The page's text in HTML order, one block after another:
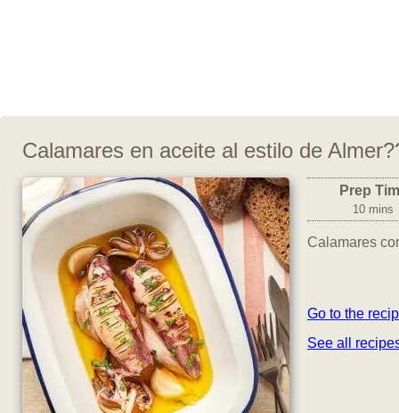
Calamares en aceite al estilo de
Prep
10 mins
Calamares
Go to the
See all